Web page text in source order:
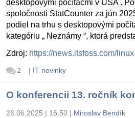
desktopovými počítačmi v USA .
spoločnosti StatCounter za jún
podiel na trhu s desktopovými
kategóriu „ Neznámy “, ktorá
Zdroj: https://news.itsfoss.com/
2 | IT novinky
O konferencii 13. ročník
26.06.2025 | 16:50 | Miroslav Bendík